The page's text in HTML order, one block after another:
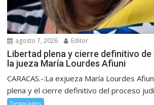
agosto 7, 2026 Editor
Libertad plena y cierre definitivo
la jueza María Lourdes Afiuni
CARACAS.-:La exjueza María Lourdes
plena y el cierre definitivo del proceso
Destacados